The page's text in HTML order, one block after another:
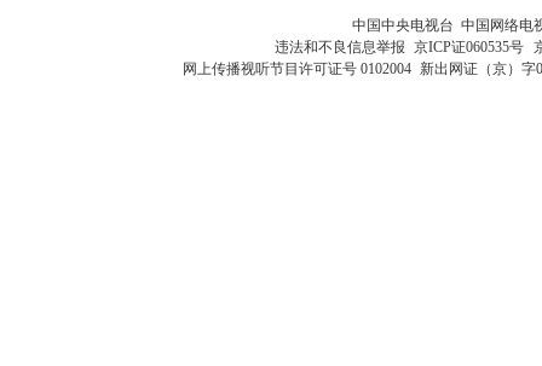
中国中央电视台 中国网络电
违法和不良信息举报 京ICP证060535号
网上传播视听节目许可证号 0102004 新出网证（京）